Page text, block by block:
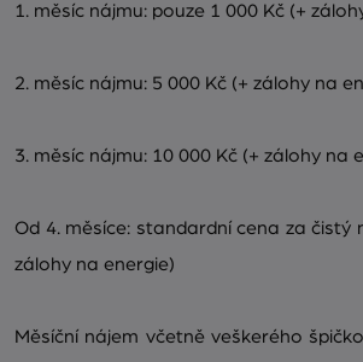
1. měsíc nájmu: pouze 1 000 Kč (+
2. měsíc nájmu: 5 000 Kč (+ zálohy na
3. měsíc nájmu: 10 000 Kč (+ zálohy na
Od 4. měsíce: standardní cena za čistý
zálohy na energie)
Měsíční nájem včetně veškerého